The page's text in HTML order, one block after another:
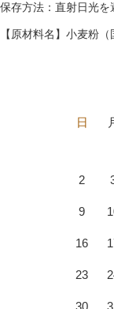
保存方法：直射日光を
【原材料名】小麦粉
日
2
9
16
23